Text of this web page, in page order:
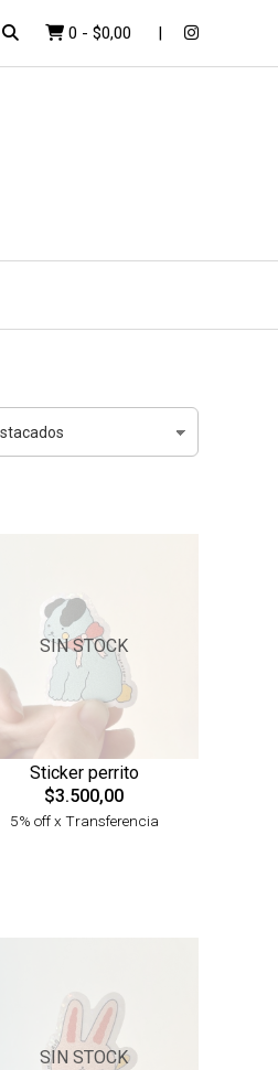
0 - $0,00
SIN STOCK
Sticker perrito
$3.500,00
5% off x Transferencia
SIN STOCK